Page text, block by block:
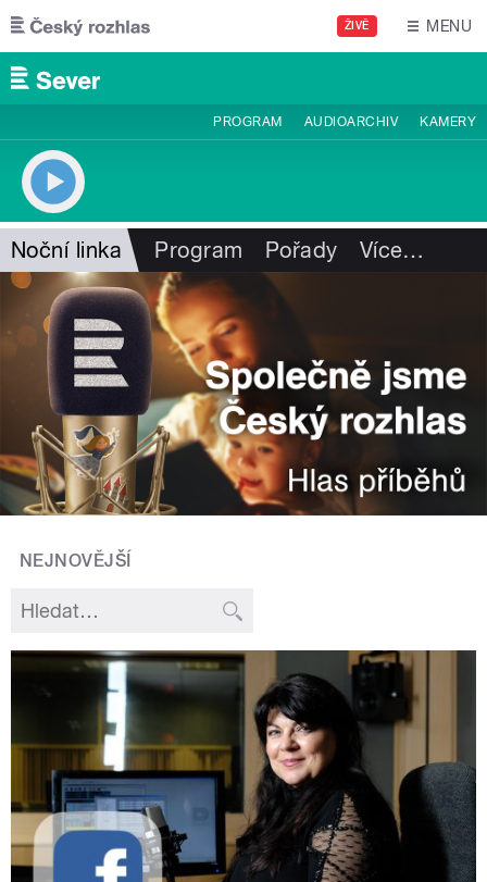
Přejít k hlavnímu obsahu
ŽIVĚ MENU
PROGRAM AUDIOARCHIV KAMERY
Noční linka Program Pořady Více…
NEJNOVĚJŠÍ